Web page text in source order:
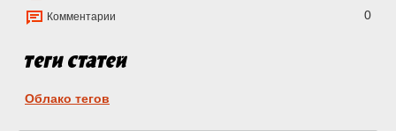
Комментарии 0
Облако тегов